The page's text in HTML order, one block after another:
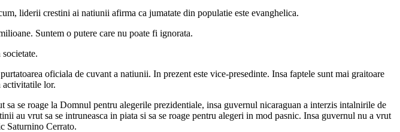
liderii crestini ai natiunii afirma ca jumatate din populatie este evanghelica.
Suntem o putere care nu poate fi ignorata.
oficiala de cuvant a natiunii. In prezent este vice-presedinte. Insa faptele sunt mai graitoare
activitatile lor.
se roage la Domnul pentru alegerile prezidentiale, insa guvernul nicaraguan a interzis intalnirile de
au vrut sa se intruneasca in piata si sa se roage pentru alegeri in mod pasnic. Insa guvernul nu a vrut
Saturnino Cerrato.